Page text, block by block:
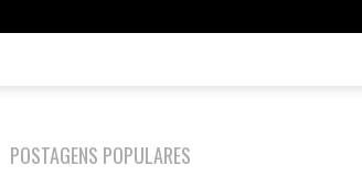
POSTAGENS POPULARES